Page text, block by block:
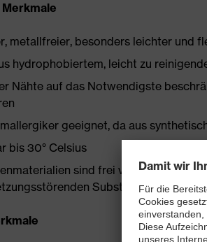
metallfreier, besonders leichter und
hydrophobiertem, leicht zu
Nähte auf das Notwendigste
geeignet, da aus
bis 30° Celsius
sind frei von Silikonen,
Substanzen